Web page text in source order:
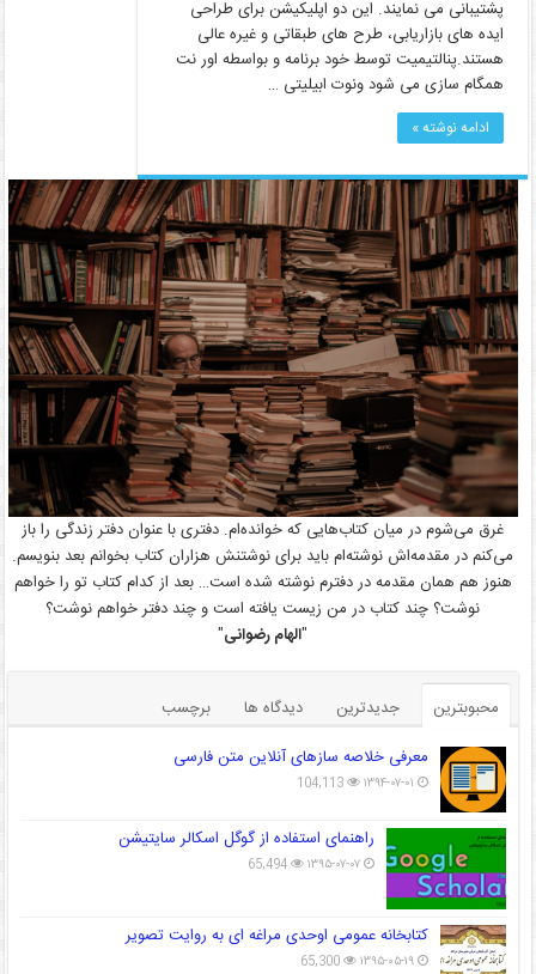
پشتیبانی می نمایند. این دو اپلیکیشن برای طراحی
ایده های بازاریابی، طرح های طبقاتی و غیره عالی
هستند.پنالتیمیت توسط خود برنامه و بواسطه اور نت
همگام سازی می شود ونوت ابیلیتی …
ادامه نوشته »
غرق می‌شوم در میان کتاب‌هایی که خوانده‌ام. دفتری با عنوان دفتر زندگی را باز
می‌کنم در مقدمه‌اش نوشته‌ام باید برای نوشتنش هزاران کتاب بخوانم بعد بنویسم.
هنوز هم همان مقدمه در دفترم نوشته شده است… بعد از کدام کتاب تو را خواهم
نوشت؟ چند کتاب در من زیست یافته است و چند دفتر خواهم نوشت؟
"الهام رضوانی"
محبوبترین جدیدترین دیدگاه ها
برچسب
معرفی خلاصه سازهای آنلاین متن فارسی
۱۳۹۴-۰۷-۰۱ 104,113
راهنمای استفاده از گوگل اسکالر سایتیشن
۱۳۹۵-۰۷-۰۷ 65,494
کتابخانه عمومی اوحدی مراغه ای به روایت تصویر
۱۳۹۵-۰۵-۱۹ 65,300